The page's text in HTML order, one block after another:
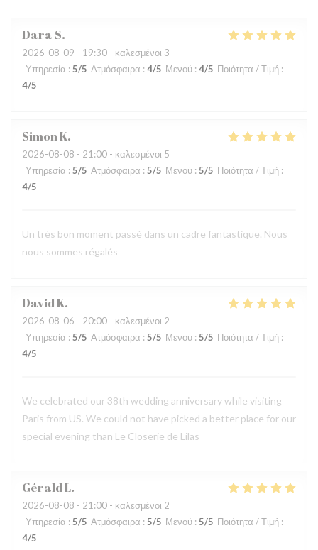
Dara S
2026-08-09 - 19:30 - καλεσμένοι 3
Υπηρεσία : 5/5 Ατμόσφαιρα : 4/5 Μενού : 4/5 Ποιότητα / Τιμή :
4/5
SimonK
2026-08-08 - 21:00 - καλεσμένοι 5
Υπηρεσία : 5/5 Ατμόσφαιρα : 5/5 Μενού : 5/5 Ποιότητα / Τιμή :
4/5
Un très bon moment passé dans un cadre fantastique. Nous
nous sommes régalés
DavidK
2026-08-06 - 20:00 - καλεσμένοι 2
Υπηρεσία : 5/5 Ατμόσφαιρα : 5/5 Μενού : 5/5 Ποιότητα / Τιμή :
4/5
We celebrated our 38th wedding anniversary while visiting
Paris from US. We could not have picked a better place for our
special evening than Le Closerie de Lilas
GéraldL
2026-08-08 - 21:00 - καλεσμένοι 2
Υπηρεσία : 5/5 Ατμόσφαιρα : 5/5 Μενού : 5/5 Ποιότητα / Τιμή :
4/5